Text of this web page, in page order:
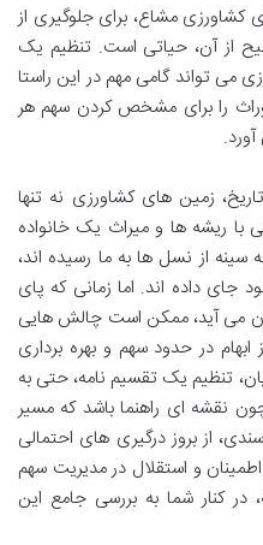
مشاع، برای جلوگیری از
از آن، حیاتی است. تنظیم یک
می تواند گامی مهم در این راستا
وراث را برای مشخص کردن سهم هر
زمین های کشاورزی نه تنها
با ریشه ها و میراث یک خانواده
سینه از نسل ها به ما رسیده اند،
داده اند. اما زمانی که پای
می آید، ممکن است چالش هایی
در حدود سهم و بهره برداری
تنظیم یک تقسیم نامه، حتی به
نقشه ای راهنما باشد که مسیر
از بروز درگیری های احتمالی
و استقلال در مدیریت سهم
کنار شما به بررسی جامع این